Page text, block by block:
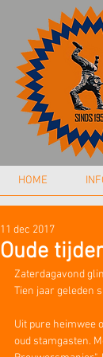
HOME
Oude
11 dec 2017
Zaterdagavond
Tien jaar geleden
Uit pure heimwee
oud stamgasten.